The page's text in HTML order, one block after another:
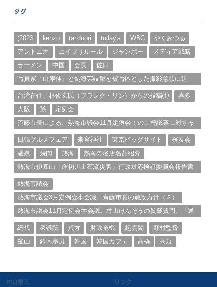
カ
ブ
タグ
(2023 kenzo tandoori today's WBC
やくみつる
アントニオ
エイプリルール ジャンボー
メディア戦略
ラーメン
中国 会長
佐口
写真家「山岸伸」と熱海芸妓衆を被写体とした撮影意欲に迫
台湾在住、林俊宏氏（フランク・リン）からの投稿⑴
喜多
大阪
孫
定例会
斉藤市長による、熱海市議会11月定例会での上程議案に対する
日韓グルメフェア
来宮神社 東京ビッグサイト
桜友会
温泉
焼肉 熱海
熱海の名店名品紹介
熱海市伊豆山「逢初川土石流災害」行政対応検証委員会報告書
熱海市議会
熱海市議会3月定例会本会議。斉藤市長の施政方針（２）
熱海市議会11月定例会本会議。村山けんぞうの質疑質問、「通
網代
衆議院 貞方 財政危機 起雲閣
野村監督
釜山
鈴木宗男 韓国 韓国カフェ 高橋 高須
村山憲三 リンク